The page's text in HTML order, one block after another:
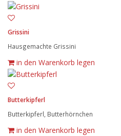
Grissini
Hausgemachte Grissini
in den Warenkorb legen
Butterkipferl
Butterkipferl, Butterhörnchen
in den Warenkorb legen